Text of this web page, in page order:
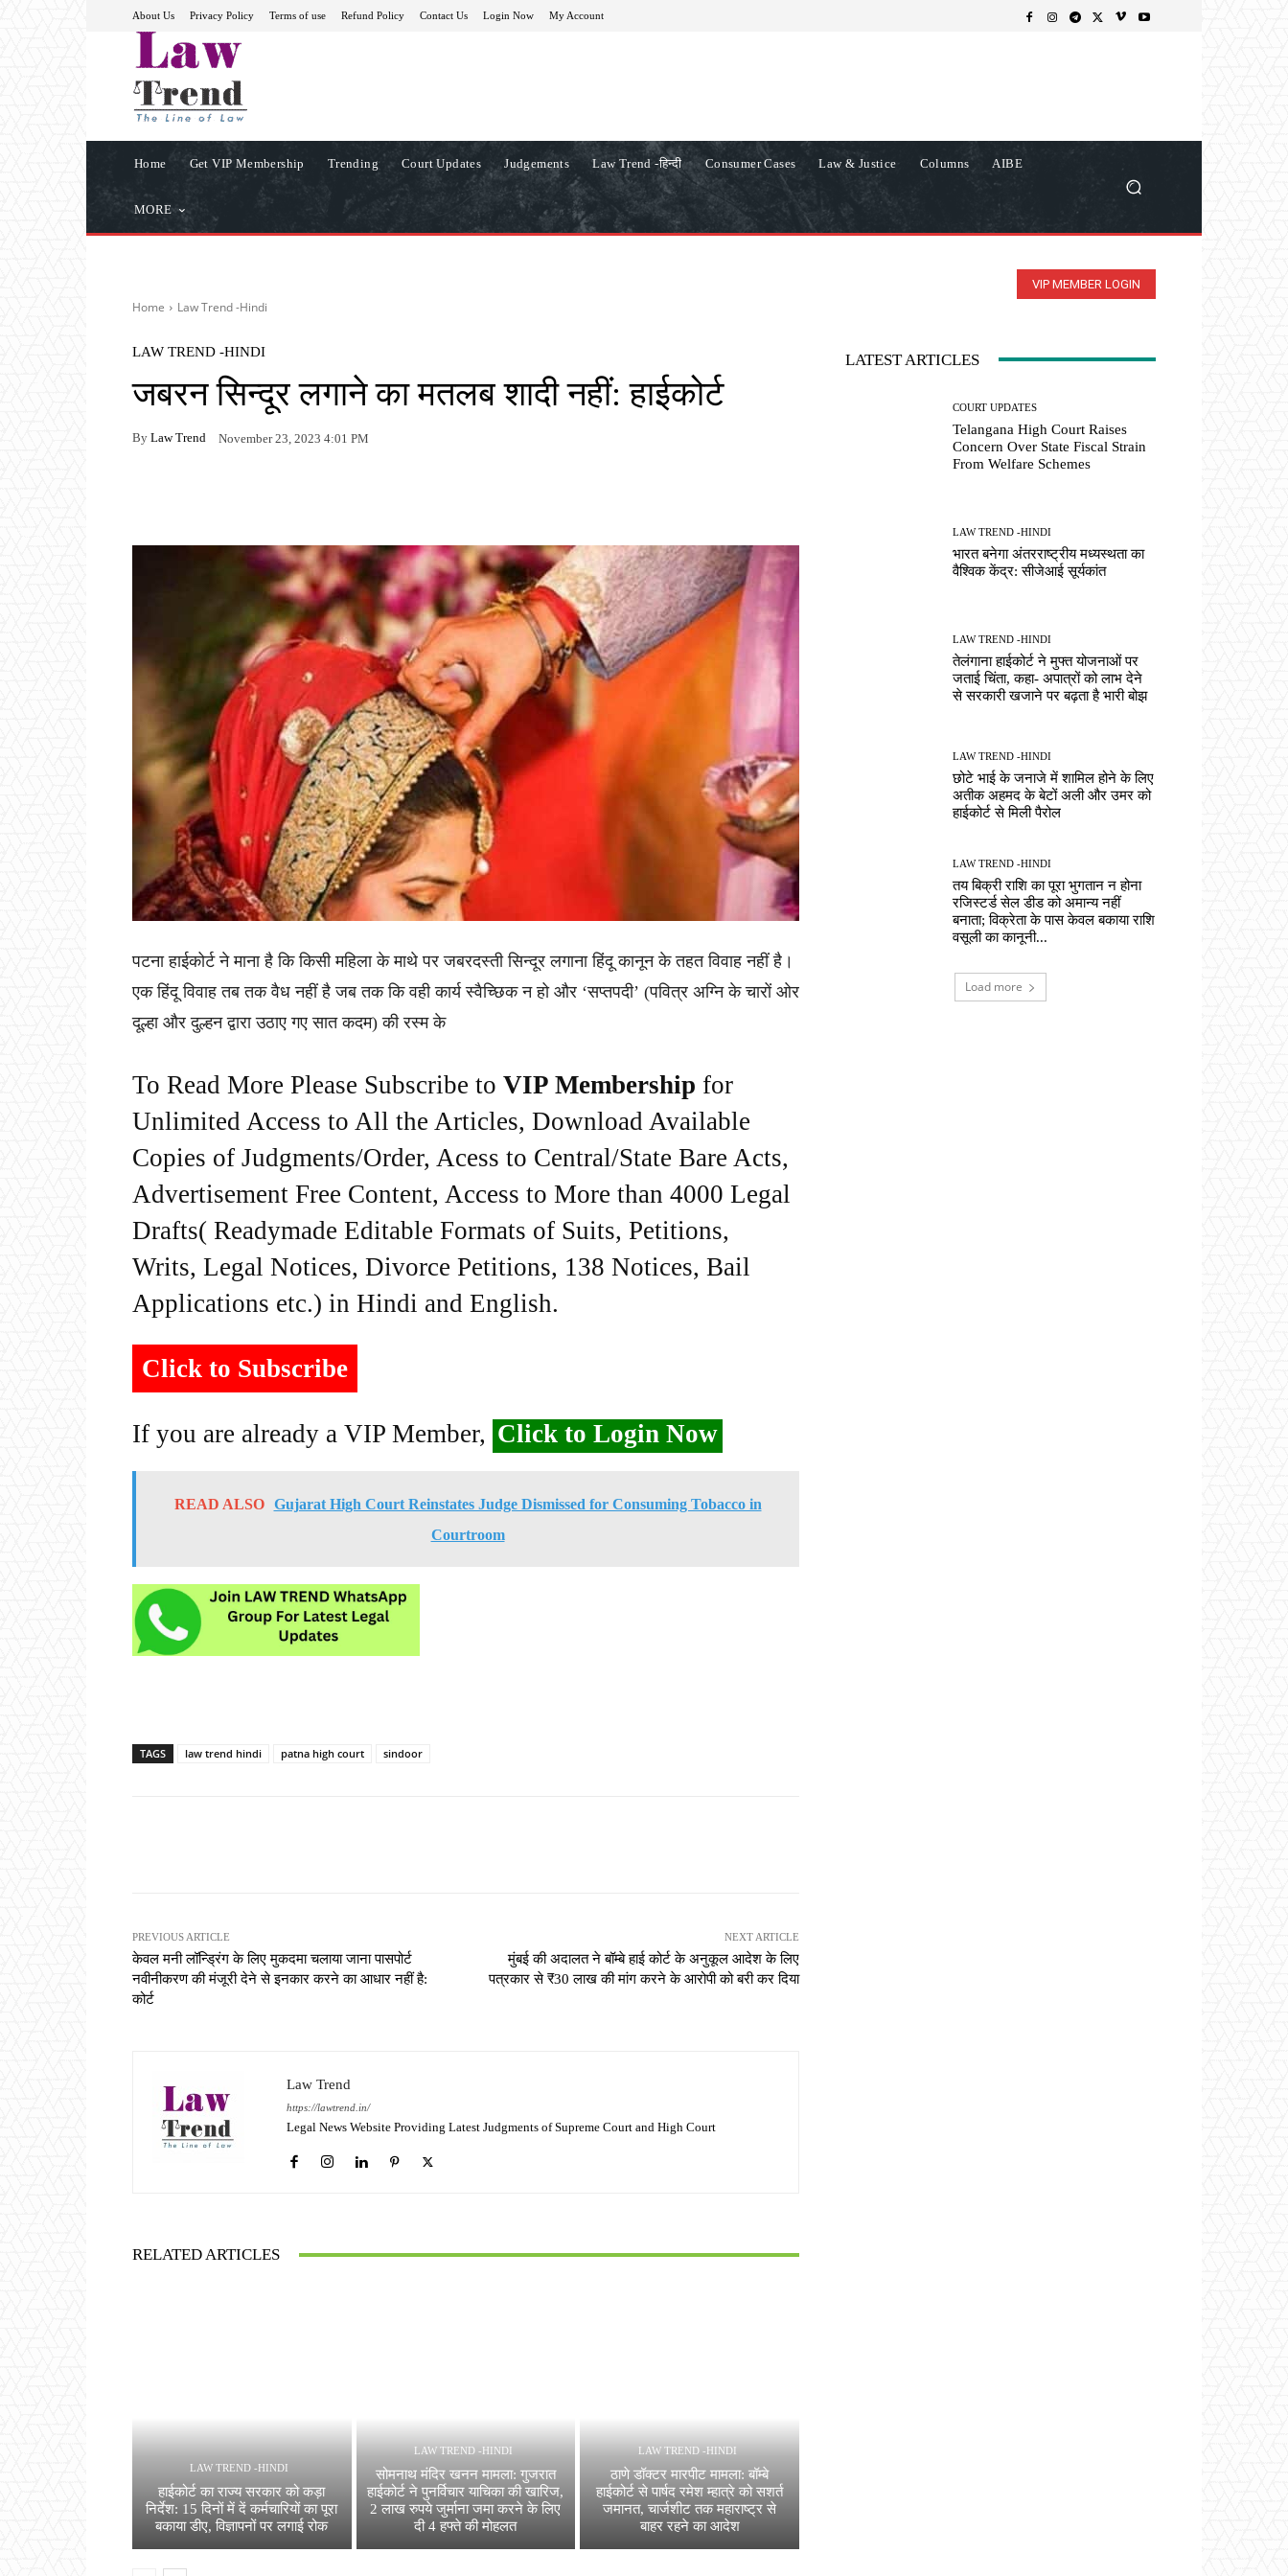
About Us Privacy Policy Terms of use Refund Policy Contact Us Login Now My Account
Home Get VIP Membership Trending Court Updates Judgements Law Trend -हिन्दी Consumer Cases Law & Justice Columns AIBE
MORE
VIP MEMBER LOGIN
Home Law Trend -Hindi
LAW TREND -HINDI
जबरन सिन्दूर लगाने का मतलब शादी नहीं: हाईकोर्ट
By Law Trend November 23, 2023 4:01 PM
पटना हाईकोर्ट ने माना है कि किसी महिला के माथे पर जबरदस्ती सिन्दूर लगाना हिंदू कानून के तहत विवाह नहीं है।
एक हिंदू विवाह तब तक वैध नहीं है जब तक कि वही कार्य स्वैच्छिक न हो और ‘सप्तपदी’ (पवित्र अग्नि के चारों ओर
दूल्हा और दुल्हन द्वारा उठाए गए सात कदम) की रस्म के
To Read More Please Subscribe to VIP Membership for
Unlimited Access to All the Articles, Download Available
Copies of Judgments/Order, Acess to Central/State Bare Acts,
Advertisement Free Content, Access to More than 4000 Legal
Drafts( Readymade Editable Formats of Suits, Petitions,
Writs, Legal Notices, Divorce Petitions, 138 Notices, Bail
Applications etc.) in Hindi and English.
Click to Subscribe
If you are already a VIP Member, Click to Login Now
READ ALSO
Gujarat High Court Reinstates Judge Dismissed for Consuming Tobacco in
Courtroom
TAGS law trend hindi patna high court sindoor
PREVIOUS ARTICLE
केवल मनी लॉन्ड्रिंग के लिए मुकदमा चलाया जाना पासपोर्ट
नवीनीकरण की मंजूरी देने से इनकार करने का आधार नहीं है:
कोर्ट
NEXT ARTICLE
मुंबई की अदालत ने बॉम्बे हाई कोर्ट के अनुकूल आदेश के लिए
पत्रकार से ₹30 लाख की मांग करने के आरोपी को बरी कर दिया
Law Trend
https://lawtrend.in/
Legal News Website Providing Latest Judgments of Supreme Court and High Court
RELATED ARTICLES
LAW TREND -HINDI
हाईकोर्ट का राज्य सरकार को कड़ा
निर्देश: 15 दिनों में दें कर्मचारियों का पूरा
बकाया डीए, विज्ञापनों पर लगाई रोक
LAW TREND -HINDI
सोमनाथ मंदिर खनन मामला: गुजरात
हाईकोर्ट ने पुनर्विचार याचिका की खारिज,
2 लाख रुपये जुर्माना जमा करने के लिए
दी 4 हफ्ते की मोहलत
LAW TREND -HINDI
ठाणे डॉक्टर मारपीट मामला: बॉम्बे
हाईकोर्ट से पार्षद रमेश म्हात्रे को सशर्त
जमानत, चार्जशीट तक महाराष्ट्र से
बाहर रहने का आदेश
LATEST ARTICLES
COURT UPDATES
Telangana High Court Raises
Concern Over State Fiscal Strain
From Welfare Schemes
LAW TREND -HINDI
भारत बनेगा अंतरराष्ट्रीय मध्यस्थता का
वैश्विक केंद्र: सीजेआई सूर्यकांत
LAW TREND -HINDI
तेलंगाना हाईकोर्ट ने मुफ्त योजनाओं पर
जताई चिंता, कहा- अपात्रों को लाभ देने
से सरकारी खजाने पर बढ़ता है भारी बोझ
LAW TREND -HINDI
छोटे भाई के जनाजे में शामिल होने के लिए
अतीक अहमद के बेटों अली और उमर को
हाईकोर्ट से मिली पैरोल
LAW TREND -HINDI
तय बिक्री राशि का पूरा भुगतान न होना
रजिस्टर्ड सेल डीड को अमान्य नहीं
बनाता; विक्रेता के पास केवल बकाया राशि
वसूली का कानूनी...
Load more